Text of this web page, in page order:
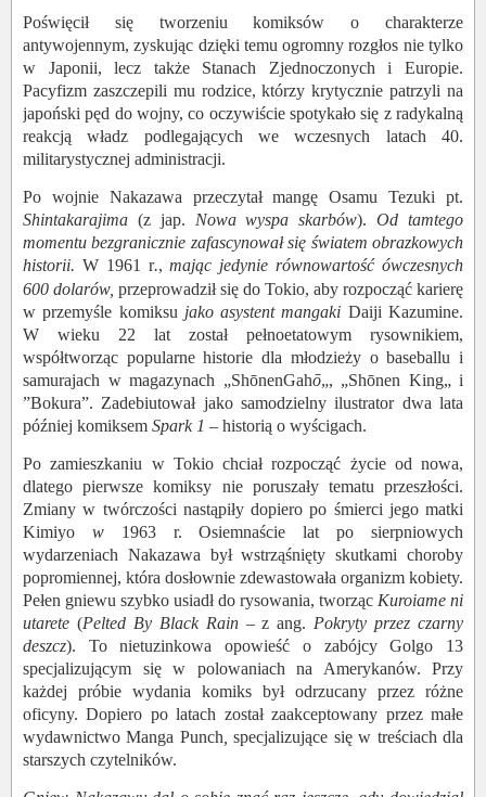
Poświęcił się tworzeniu komiksów o charakterze
antywojennym, zyskując dzięki temu ogromny rozgłos nie tylko
w Japonii, lecz także Stanach Zjednoczonych i Europie.
Pacyfizm zaszczepili mu rodzice, którzy krytycznie patrzyli na
japoński pęd do wojny, co oczywiście spotykało się z radykalną
reakcją władz podlegających we wczesnych latach 40.
militarystycznej administracji.
Po wojnie Nakazawa przeczytał mangę Osamu Tezuki pt.
Shintakarajima (z jap. Nowa wyspa skarbów).Od tamtego
momentu bezgranicznie zafascynował się światem obrazkowych
historii. W 1961 r., mając jedynie równowartość ówczesnych
600 dolarów, przeprowadził się do Tokio, aby rozpocząć karierę
w przemyśle komiksu jako asystent mangaki Daiji Kazumine.
W wieku 22 lat został pełnoetatowym rysownikiem,
współtworząc popularne historie dla młodzieży o baseballu i
samurajach w magazynach „ShōnenGahō„, „Shōnen King„ i
”Bokura”. Zadebiutował jako samodzielny ilustrator dwa lata
później komiksem Spark 1 – historią o wyścigach.
Po zamieszkaniu w Tokio chciał rozpocząć życie od nowa,
dlatego pierwsze komiksy nie poruszały tematu przeszłości.
Zmiany w twórczości nastąpiły dopiero po śmierci jego matki
Kimiyo w 1963 r. Osiemnaście lat po sierpniowych
wydarzeniach Nakazawa był wstrząśnięty skutkami choroby
popromiennej, która dosłownie zdewastowała organizm kobiety.
Pełen gniewu szybko usiadł do rysowania, tworząc Kuroiame ni
utarete (Pelted By Black Rain– z ang. Pokryty przez czarny
deszcz). To nietuzinkowa opowieść o zabójcy Golgo 13
specjalizującym się w polowaniach na Amerykanów. Przy
każdej próbie wydania komiks był odrzucany przez różne
oficyny. Dopiero po latach został zaakceptowany przez małe
wydawnictwo Manga Punch specjalizujące się w treściach dla
starszych czytelników.